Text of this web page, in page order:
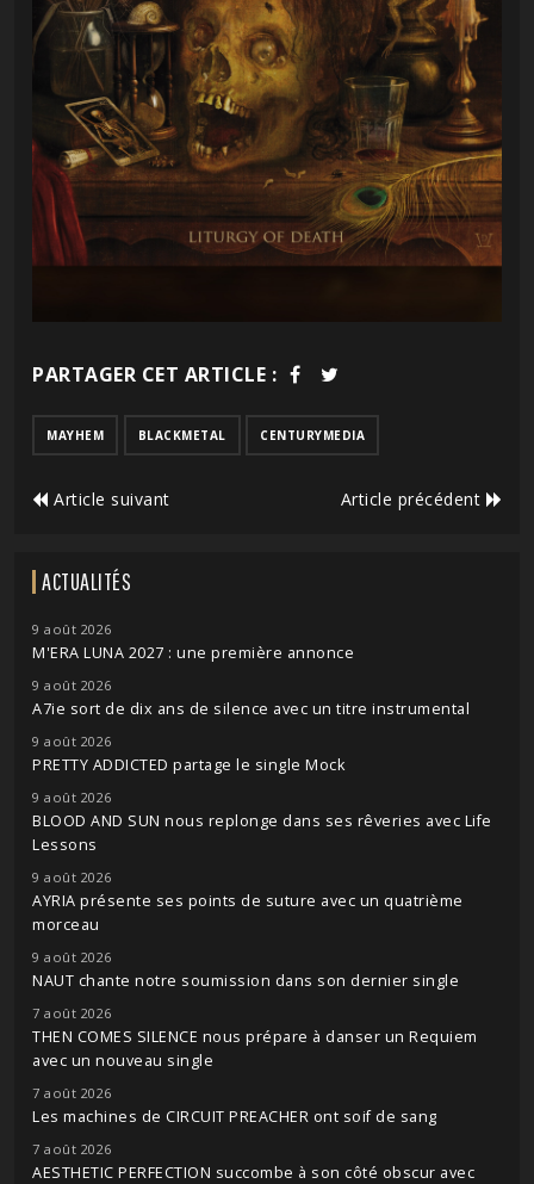
PARTAGER CET ARTICLE :
MAYHEM BLACKMETAL CENTURYMEDIA
Article suivant Article précédent
ACTUALITÉS
9 août 2026
M'ERA LUNA 2027 : une première annonce
9 août 2026
A7ie sort de dix ans de silence avec un titre instrumental
9 août 2026
PRETTY ADDICTED partage le single Mock
9 août 2026
BLOOD AND SUN nous replonge dans ses rêveries avec Life
Lessons
9 août 2026
AYRIA présente ses points de suture avec un quatrième
morceau
9 août 2026
NAUT chante notre soumission dans son dernier single
7 août 2026
THEN COMES SILENCE nous prépare à danser un Requiem
avec un nouveau single
7 août 2026
Les machines de CIRCUIT PREACHER ont soif de sang
7 août 2026
AESTHETIC PERFECTION succombe à son côté obscur avec